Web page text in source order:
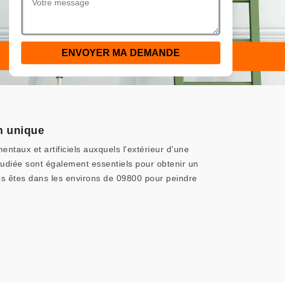
unique
et artificiels auxquels l'extérieur d'une
sont également essentiels pour obtenir un
êtes dans les environs de 09800 pour peindre